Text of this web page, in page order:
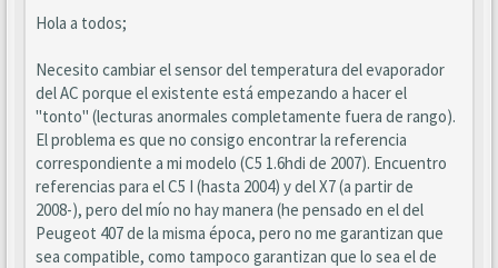
Hola a todos;
Necesito cambiar el sensor del temperatura del evaporador
del AC porque el existente está empezando a hacer el
"tonto" (lecturas anormales completamente fuera de rango).
El problema es que no consigo encontrar la referencia
correspondiente a mi modelo (C5 1.6hdi de 2007). Encuentro
referencias para el C5 I (hasta 2004) y del X7 (a partir de
2008-), pero del mío no hay manera (he pensado en el del
Peugeot 407 de la misma época, pero no me garantizan que
sea compatible, como tampoco garantizan que lo sea el de